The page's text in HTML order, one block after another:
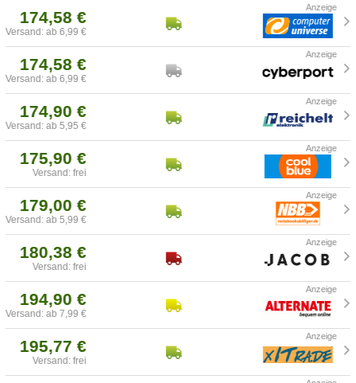
174,58 €
Versand: ab 6,99 €
174,58 €
Versand: ab 6,99 €
174,90 €
Versand: ab 5,95 €
175,90 €
Versand: frei
179,00 €
Versand: ab 5,99 €
180,38 €
Versand: frei
194,90 €
Versand: ab 7,99 €
195,77 €
Versand: frei